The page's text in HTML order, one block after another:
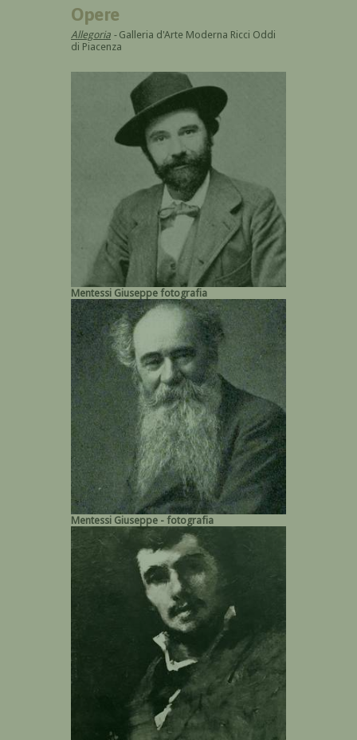
Opere
Allegoria - Galleria d'Arte Moderna Ricci Oddi
di Piacenza
Mentessi Giuseppe fotografia
Mentessi Giuseppe - fotografia